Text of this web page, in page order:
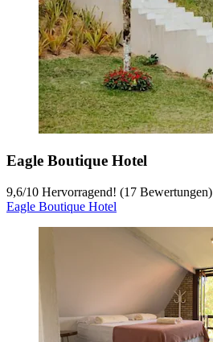
Eagle Boutique Hotel
9,6/10 Hervorragend! (17 Bewertungen)
Eagle Boutique Hotel